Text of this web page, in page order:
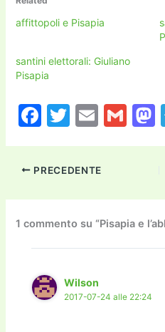
affittopoli e Pisapia
santini elettorali: Giuliano
Pisapia
F
c
e
b
o
o
k
T
itt
er
E
ai
l
G
PRECEDENTE
1 commento su “Pisapia e
Wilson
2017-07-24 alle 22:24